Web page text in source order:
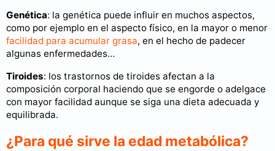
Genética: la genética puede influir en muchos aspectos,
como por ejemplo en el aspecto físico, en la mayor o menor
facilidad para acumular grasa, en el hecho de padecer
algunas enfermedades…
Tiroides: los trastornos de tiroides afectan a la
composición corporal haciendo que se engorde o adelgace
con mayor facilidad aunque se siga una dieta adecuada y
equilibrada.
¿Para qué sirve la edad metabólica?